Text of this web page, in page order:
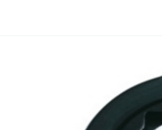
Matice FIXTEC M14 Milwaukee